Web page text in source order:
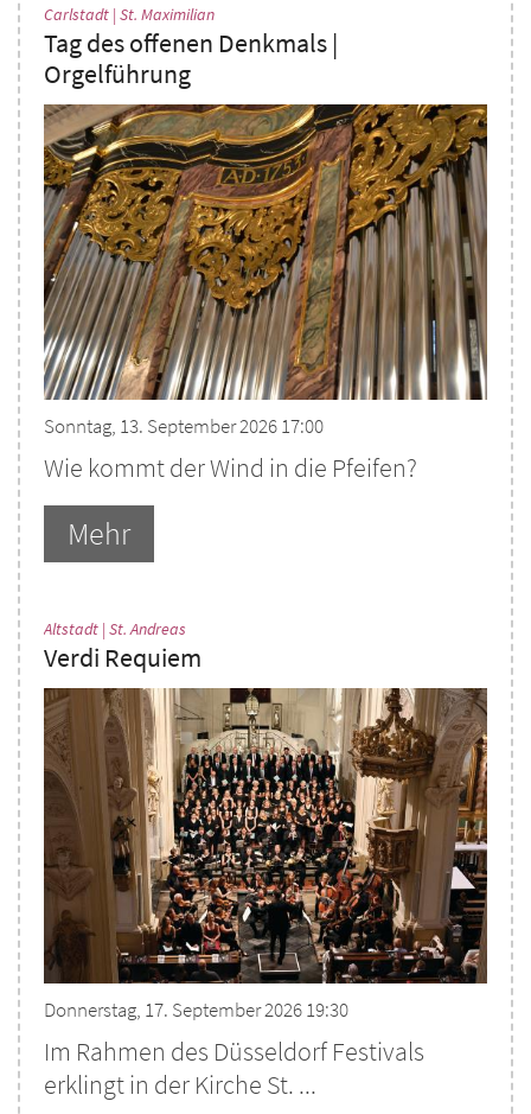
Carlstadt | St. Maximilian:
Tag des offenen Denkmals |
Orgelführung
Sonntag, 13. September 2026 17:00
Wie kommt der Wind in die Pfeifen?
Mehr
Altstadt | St. Andreas
Verdi Requiem
Donnerstag, 17. September 2026 19:30
Im Rahmen des Düsseldorf Festivals
erklingt in der Kirche St. ...